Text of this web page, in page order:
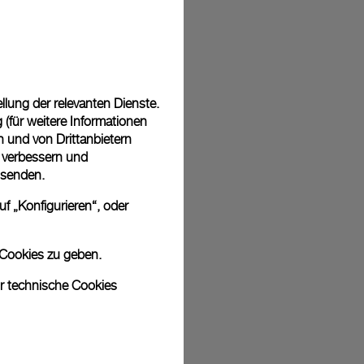
bei den Bildern um Archivfotos handelt. Die Farben und Größen
leicht abweichen.
der relevanten Dienste.
weitere Informationen
und von Drittanbietern
und
„Konfigurieren“, oder
zu geben.
technische Cookies